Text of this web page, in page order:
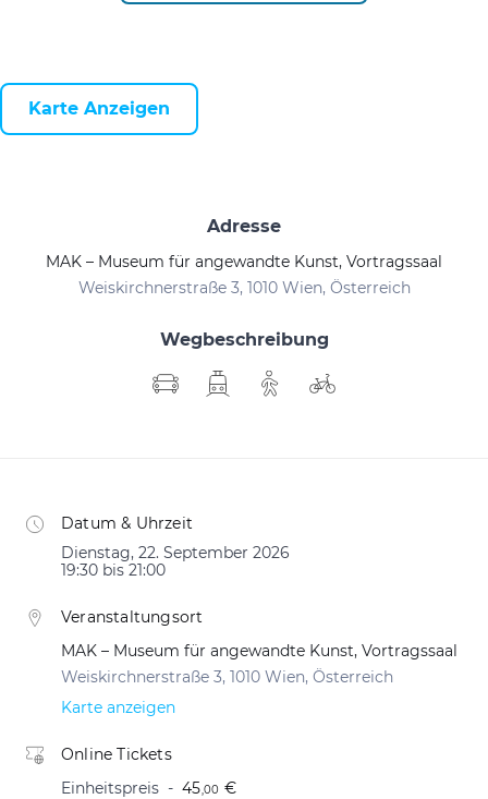
Karte Anzeigen
Adresse
MAK – Museum für angewandte Kunst, Vortragssaal
Weiskirchnerstraße 3, 1010 Wien, Österreich
Wegbeschreibung
Datum & Uhrzeit
Dienstag, 22. September 2026
19:30 bis 21:00
Veranstaltungsort
MAK – Museum für angewandte Kunst, Vortragssaal
Weiskirchnerstraße 3, 1010 Wien, Österreich
Karte anzeigen
Online Tickets
Einheitspreis
45,00 €